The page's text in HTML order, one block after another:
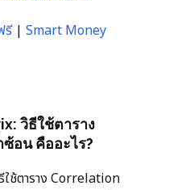
รี| Smart Money
วิธีใช้ตาราง
อน คืออะไร?
ช้ตาราง Correlation